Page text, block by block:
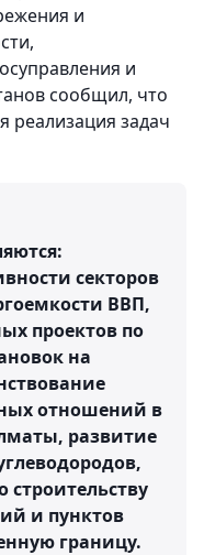
и
и
сообщил, что
реализация задач
секторов
ВВП,
проектов по
на
отношений в
развитие
строительству
и пунктов
границу.